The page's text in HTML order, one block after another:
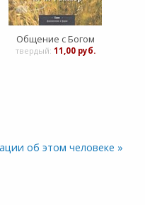
Общение с Богом
твердый: 11,00 руб.
об этом человеке »